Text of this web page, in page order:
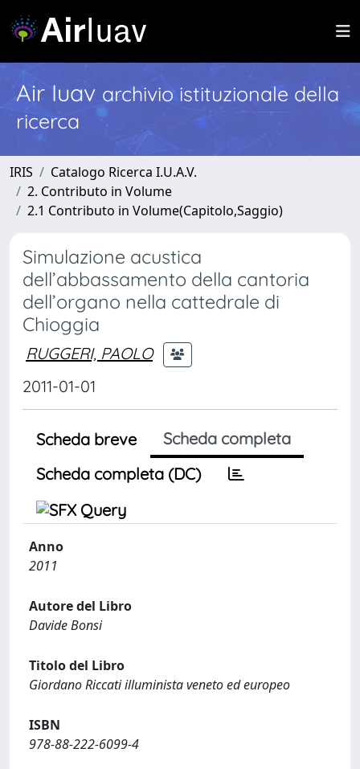
Air Iuav archivio istituzionale della
ricerca
IRIS
Catalogo Ricerca I.U.A.V.
2. Contributo in Volume
2.1 Contributo in Volume(Capitolo,Saggio)
Simulazione acustica
dell’abbassamento della cantoria
dell’organo nella cattedrale di
Chioggia
RUGGERI, PAOLO
2011-01-01
Scheda breve
Scheda completa
Scheda completa (DC)
Anno
2011
Autore del Libro
Davide Bonsi
Titolo del Libro
Giordano Riccati illuminista veneto ed europeo
ISBN
978-88-222-6099-4